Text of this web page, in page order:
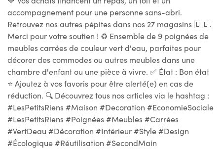
accompagnement pour une personne sans-abri.
Retrouvez nos autres pépites dans nos 27 magasins 🇧🇪.
Merci pour votre soutien ! ♻ Ensemble de 9 poignées de
meubles carrées de couleur vert d'eau, parfaites pour
décorer des commodes ou autres meubles dans une
chambre d'enfant ou une pièce à vivre. ✅ État : Bon état
⭐ Ajoutez à vos favoris pour être alerté(e) en cas de
réduction. 🔍 Découvrez tous nos articles via le hashtag :
#LesPetitsRiens #Maison #Decoration #EconomieSociale
#LesPetitsRiens #Poignées #Meubles #Carrées
#VertDeau #Décoration #Intérieur #Style #Design
#Écologique #Réutilisation #SecondMain